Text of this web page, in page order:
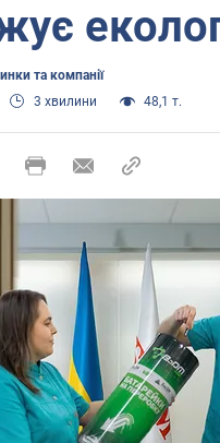
та компанії
3 хвилини 48,1 т.